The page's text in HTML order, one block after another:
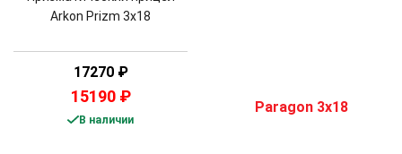
Arkon Prizm 3x18
17270 ₽
15190 ₽
В наличии